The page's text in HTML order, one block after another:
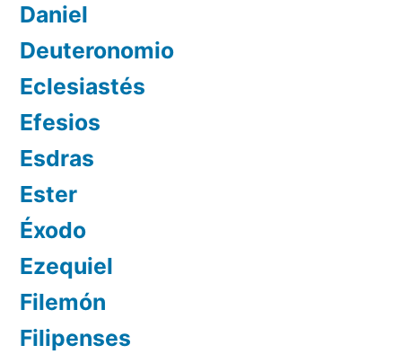
Daniel
Deuteronomio
Eclesiastés
Efesios
Esdras
Ester
Éxodo
Ezequiel
Filemón
Filipenses